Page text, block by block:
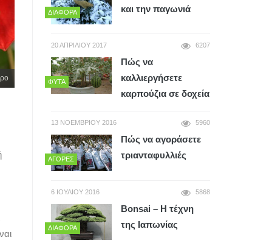
ΔΙΆΦΟΡΑ
και την παγωνιά
20 ΑΠΡΙΛΊΟΥ 2017 6207
ΦΥΤΆ
Πώς να
καλλιεργήσετε
καρπούζια σε δοχεία
13 ΝΟΕΜΒΡΊΟΥ 2016 5960
ΑΓΟΡΈΣ
Πώς να αγοράσετε
τριανταφυλλιές
6 ΙΟΥΛΊΟΥ 2016 5868
ΔΙΆΦΟΡΑ
Bonsai – Η τέχνη
της Ιαπωνίας